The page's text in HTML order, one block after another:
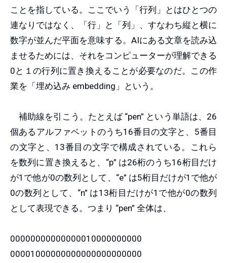
ことを指している。ここでいう「行列」とはひとつの
連なりではなく、「行」と「列」、すなわち縦と横に
数字が並んだ平面を意味する。AIにある文章を読み込
ませるためには、それをコンピューターが理解できる
0と１の行列に置き換えることが必要なのだ。この作
業を「埋め込み embedding」という。
補助線を引こう。たとえば “pen” という単語は、26
個あるアルファベットのうち16番目の文字と、5番目
の文字と、13番目の文字で構成されている。これら
を数列に置き換えると、“p” は26桁のうち16桁目だけ
が1で他が0の数列として、“e” は5桁目だけが1で他が
0の数列として、“n” は13桁目だけが1で他が0の数列
として表現できる。つまり “pen” 全体は、
00000000000000010000000000
00001000000000000000000000